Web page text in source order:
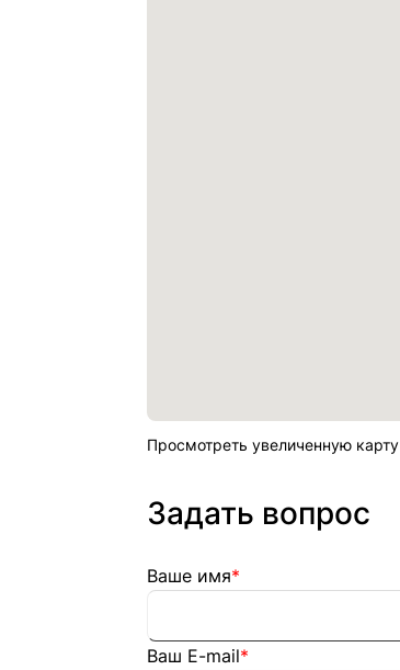
Просмотреть увеличенную карту
Задать вопрос
Ваше имя*
Ваш E-mail*